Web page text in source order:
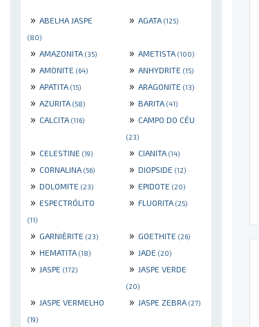
» ABELHA JASPE
(80)
» AGATA (125)
» AMAZONITA (35) » AMETISTA (100)
» AMONITE (64) » ANHYDRITE (15)
» APATITA (15) » ARAGONITE (13)
» AZURITA (58) » BARITA (41)
» CALCITA (116) » CAMPO DO CÉU
(23)
» CELESTINE (19) » CIANITA (14)
» CORNALINA (56) » DIOPSIDE (12)
» DOLOMITE (23) » EPIDOTE (20)
» ESPECTRÓLITO
(11)
» FLUORITA (25)
» GARNIÈRITE (23) » GOETHITE (26)
» HEMATITA (18) » JADE (20)
» JASPE (172) » JASPE VERDE
(20)
» JASPE VERMELHO
(19)
» JASPE ZEBRA (27)